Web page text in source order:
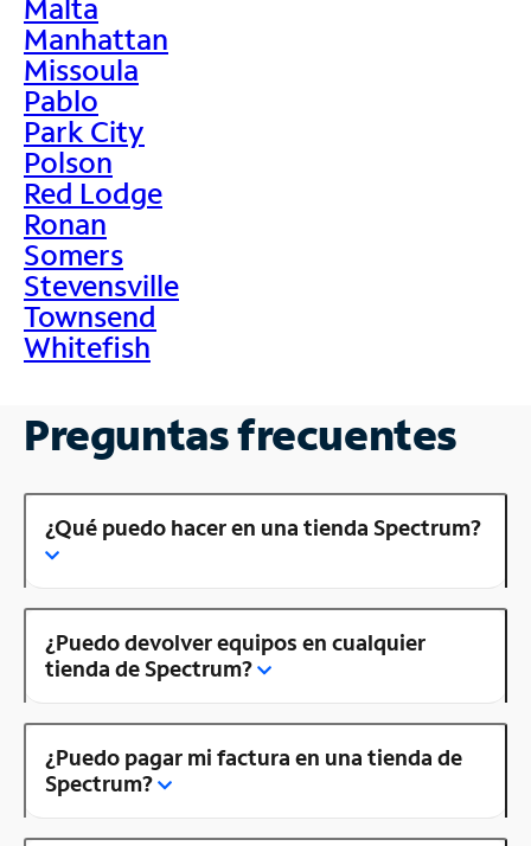
Malta
Manhattan
Missoula
Pablo
Park City
Polson
Red Lodge
Ronan
Somers
Stevensville
Townsend
Whitefish
Preguntas frecuentes
¿Qué puedo hacer en una tienda Spectrum?
¿Puedo devolver equipos en cualquier
tienda de Spectrum?
¿Puedo pagar mi factura en una tienda de
Spectrum?